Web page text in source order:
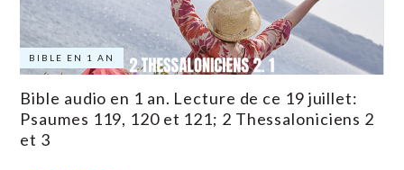
BIBLE EN 1 AN
Bible audio en 1 an. Lecture de ce 19 juillet:
Psaumes 119, 120 et 121; 2 Thessaloniciens 2
et 3